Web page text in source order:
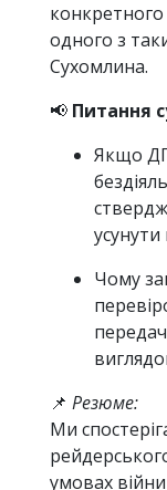
одного з
Сухомлина.
📢 Питання
Якщо
усунути
Чому
📌 Резюме:
Ми
умовах